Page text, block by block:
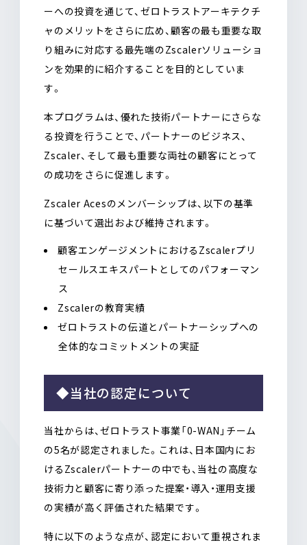
ーへの投資を通じて、ゼロトラストアーキテクチ
ャのメリットをさらに広め、顧客の最も重要な取
り組みに対応する最先端のZscalerソリューショ
ンを効果的に紹介することを目的としていま
す。
本プログラムは、優れた技術パートナーにさらな
る投資を行うことで、パートナーのビジネス、
Zscaler、そして最も重要な両社の顧客にとって
の成功をさらに促進します。
Zscaler Acesのメンバーシップは、以下の基準
に基づいて選出および維持されます。
顧客エンゲージメントにおけるZscalerプリ
セールスエキスパートとしてのパフォーマン
ス
Zscalerの教育実績
ゼロトラストの伝道とパートナーシップへの
全体的なコミットメントの実証
◆当社の認定について
当社からは、ゼロトラスト事業「0-WAN」チーム
の5名が認定されました。これは、日本国内にお
けるZscalerパートナーの中でも、当社の高度な
技術力と顧客に寄り添った提案・導入・運用支援
の実績が高く評価された結果です。
特に以下のような点が、認定において重視されま